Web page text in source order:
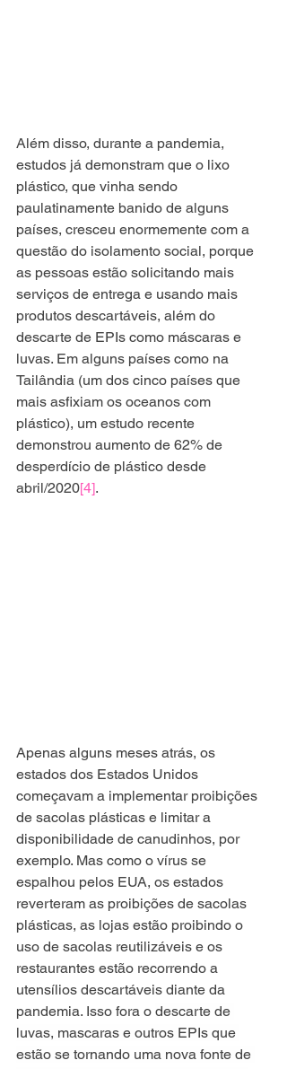
Além disso, durante a pandemia,
estudos já demonstram que o lixo
plástico, que vinha sendo
paulatinamente banido de alguns
países, cresceu enormemente com a
questão do isolamento social, porque
as pessoas estão solicitando mais
serviços de entrega e usando mais
produtos descartáveis, além do
descarte de EPIs como máscaras e
luvas. Em alguns países como na
Tailândia (um dos cinco países que
mais asfixiam os oceanos com
plástico), um estudo recente
demonstrou aumento de 62% de
desperdício de plástico desde
abril/2020[4].
Apenas alguns meses atrás, os
estados dos Estados Unidos
começavam a implementar proibições
de sacolas plásticas e limitar a
disponibilidade de canudinhos, por
exemplo. Mas como o vírus se
espalhou pelos EUA, os estados
reverteram as proibições de sacolas
plásticas, as lojas estão proibindo o
uso de sacolas reutilizáveis ​​e os
restaurantes estão recorrendo a
utensílios descartáveis diante da
pandemia. Isso fora o descarte de
luvas, mascaras e outros EPIs que
estão se tornando uma nova fonte de